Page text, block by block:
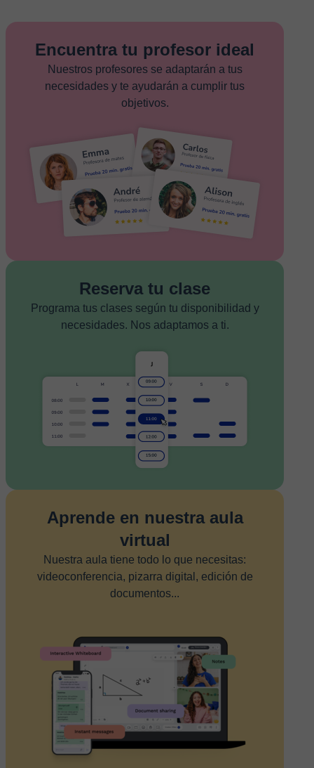
Encuentra tu profesor ideal
Nuestros profesores se adaptarán a tus
necesidades y te ayudarán a cumplir tus
objetivos.
Reserva tu clase
Programa tus clases según tu disponibilidad y
necesidades. Nos adaptamos a ti.
Aprende en nuestra aula
virtual
Nuestra aula tiene todo lo que necesitas:
videoconferencia, pizarra digital, edición de
documentos...